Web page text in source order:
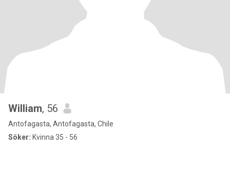
William, 56
Antofagasta, Antofagasta, Chile
Söker: Kvinna 35 - 56